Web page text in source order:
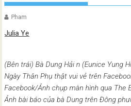
Pham
Julia Ye
(Bên trái) Bà Dung Hải n (Eunice Yung
Ngày Thân Phụ thật vui vẻ trên
Facebook/Ảnh chụp màn hình qua The
Ảnh bài báo của bà Dung trên Đông